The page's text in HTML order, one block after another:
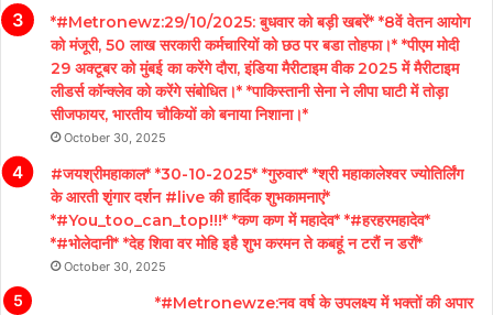
*#Metronewz:29/10/2025: बुधवार को बड़ी खबरें* *8वें वेतन आयोग
को मंजूरी, 50 लाख सरकारी कर्मचारियों को छठ पर बडा तोहफा।* *पीएम मोदी
29 अक्टूबर को मुंबई का करेंगे दौरा, इंडिया मैरीटाइम वीक 2025 में मैरीटाइम
लीडर्स कॉन्क्लेव को करेंगे संबोधित।* *पाकिस्तानी सेना ने लीपा घाटी में तोड़ा
सीजफायर, भारतीय चौकियों को बनाया निशाना।*
October 30, 2025
#जयश्रीमहाकाल* *30-10-2025* *गुरुवार* *श्री महाकालेश्वर ज्योतिर्लिंग
के आरती शृंगार दर्शन #live की हार्दिक शुभकामनाएं*
*#You_too_can_top!!!* *कण कण में महादेव* *#हरहरमहादेव*
*#भोलेदानी* *देह शिवा वर मोहि इहै शुभ करमन ते कबहूं न टरौं न डरौं*
October 30, 2025
*#Metronewze:नव वर्ष के उपलक्ष्य में भक्तों की अपार